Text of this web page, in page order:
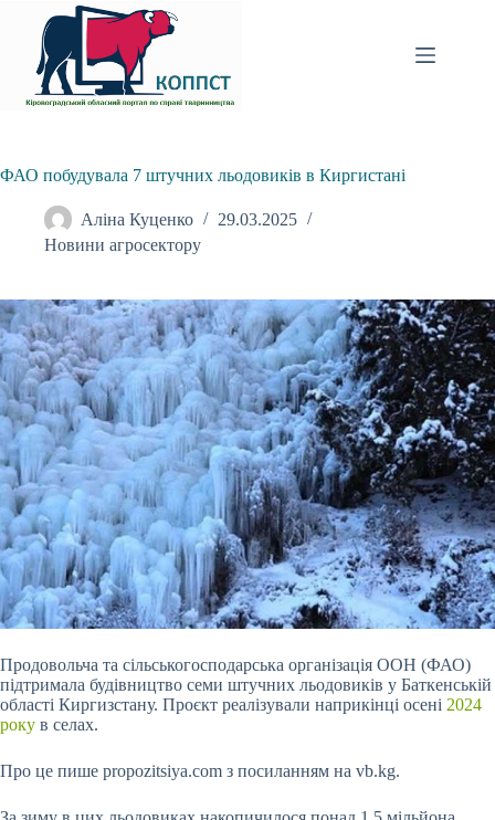
вмісту
ФАО побудувала 7 штучних льодовиків в Киргистані
Аліна Куценко
29.03.2025
Новини агросектору
Продовольча та сільськогосподарська організація ООН (ФАО)
підтримала будівництво семи штучних льодовиків у Баткенській
області Киргизстану. Проєкт реалізували наприкінці осені 2024
року в селах.
Про це пише propozitsiya.com з посиланням на vb.kg.